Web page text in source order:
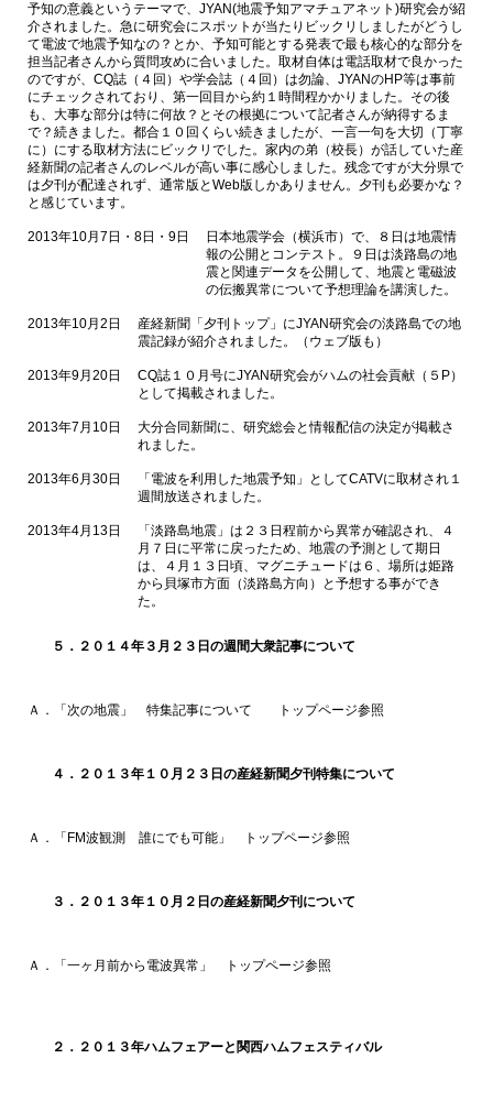
予知の意義というテーマで、JYAN(地震予知アマチュアネット)研究会が紹
介されました。急に研究会にスポットが当たりビックリしましたがどうし
て電波で地震予知なの？とか、予知可能とする発表で最も核心的な部分を
担当記者さんから質問攻めに合いました。取材自体は電話取材で良かった
のですが、CQ誌（４回）や学会誌（４回）は勿論、JYANのHP等は事前
にチェックされており、第一回目から約１時間程かかりました。その後
も、大事な部分は特に何故？とその根拠について記者さんが納得するま
で？続きました。都合１０回くらい続きましたが、一言一句を大切（丁寧
に）にする取材方法にビックリでした。家内の弟（校長）が話していた産
経新聞の記者さんのレベルが高い事に感心しました。残念ですが大分県で
は夕刊が配達されず、通常版とWeb版しかありません。夕刊も必要かな？
と感じています。
2013年10月7日・8日・9日
日本地震学会（横浜市）で、８日は地震情
報の公開とコンテスト。９日は淡路島の地
震と関連データを公開して、地震と電磁波
の伝搬異常について予想理論を講演した。
2013年10月2日
産経新聞「夕刊トップ」にJYAN研究会の淡路島での地
震記録が紹介されました。（ウェブ版も）
2013年9月20日
CQ誌１０月号にJYAN研究会がハムの社会貢献（５P）
として掲載されました。
2013年7月10日
大分合同新聞に、研究総会と情報配信の決定が掲載さ
れました。
2013年6月30日
「電波を利用した地震予知」としてCATVに取材され１
週間放送されました。
2013年4月13日
「淡路島地震」は２３日程前から異常が確認され、４
月７日に平常に戻ったため、地震の予測として期日
は、４月１３日頃、マグニチュードは６、場所は姫路
から貝塚市方面（淡路島方向）と予想する事ができ
た。
５．２０１４年３月２３日の週間大衆記事について
Ａ．「次の地震」 特集記事について トップページ参照
４．２０１３年１０月２３日の産経新聞夕刊特集について
Ａ．「FM波観測 誰にでも可能」 トップページ参照
３．２０１３年１０月２日の産経新聞夕刊について
Ａ．「一ヶ月前から電波異常」 トップページ参照
２．２０１３年ハムフェアーと関西ハムフェスティバル